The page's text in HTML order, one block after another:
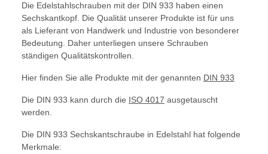
Die Edelstahlschrauben mit der DIN 933 haben einen
Sechskantkopf. Die Qualität unserer Produkte ist für uns
als Lieferant von Handwerk und Industrie von besonderer
Bedeutung. Daher unterliegen unsere Schrauben
ständigen Qualitätskontrollen.
Hier finden Sie alle Produkte mit der genannten DIN 933
Die DIN 933 kann durch die ISO 4017 ausgetauscht
werden.
Die DIN 933 Sechskantschraube in Edelstahl hat folgende
Merkmale: